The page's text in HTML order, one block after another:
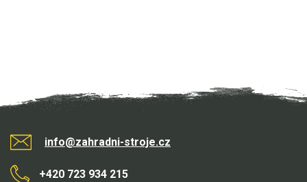
info@zahradni-stroje.cz
+420 723 934 215